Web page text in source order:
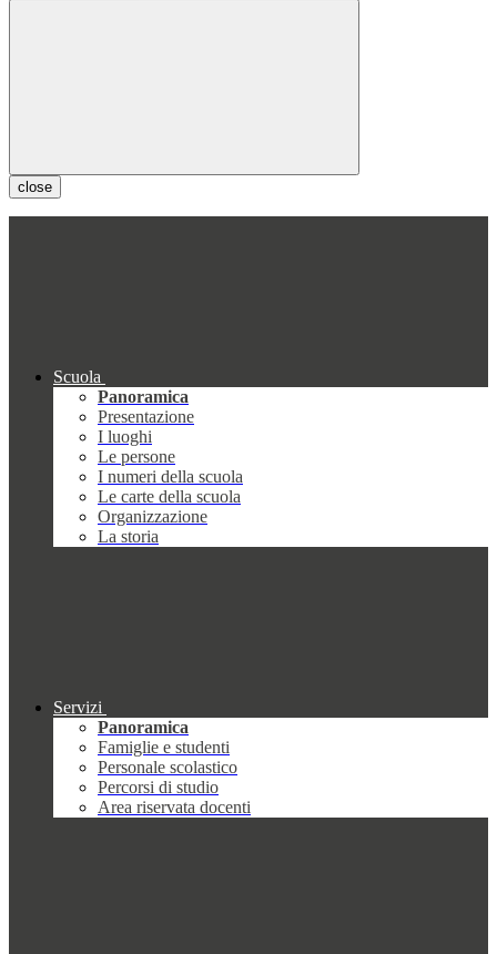
close
Scuola
Panoramica
Presentazione
I luoghi
Le persone
I numeri della scuola
Le carte della scuola
Organizzazione
La storia
Servizi
Panoramica
Famiglie e studenti
Personale scolastico
Percorsi di studio
Area riservata docenti